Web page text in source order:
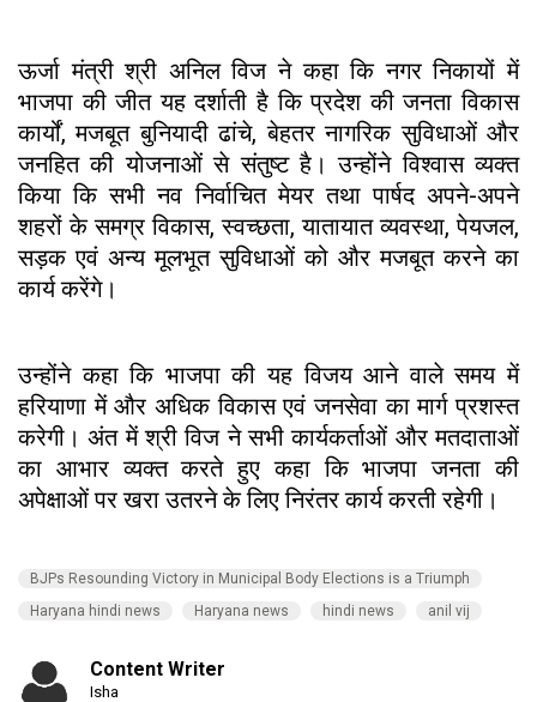
ऊर्जा मंत्री श्री अनिल विज ने कहा कि नगर निकायों में
भाजपा की जीत यह दर्शाती है कि प्रदेश की जनता विकास
कार्यों, मजबूत बुनियादी ढांचे, बेहतर नागरिक सुविधाओं और
जनहित की योजनाओं से संतुष्ट है। उन्होंने विश्वास व्यक्त
किया कि सभी नव निर्वाचित मेयर तथा पार्षद अपने-अपने
शहरों के समग्र विकास, स्वच्छता, यातायात व्यवस्था, पेयजल,
सड़क एवं अन्य मूलभूत सुविधाओं को और मजबूत करने का
कार्य करेंगे।
उन्होंने कहा कि भाजपा की यह विजय आने वाले समय में
हरियाणा में और अधिक विकास एवं जनसेवा का मार्ग प्रशस्त
करेगी। अंत में श्री विज ने सभी कार्यकर्ताओं और मतदाताओं
का आभार व्यक्त करते हुए कहा कि भाजपा जनता की
अपेक्षाओं पर खरा उतरने के लिए निरंतर कार्य करती रहेगी।
BJPs Resounding Victory in Municipal Body Elections is a Triumph
Haryana hindi news
Haryana news hindi news anil vij
Content Writer
Isha